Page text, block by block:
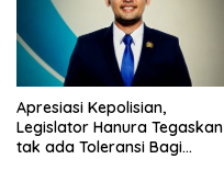
Apresiasi Kepolisian,
Legislator Hanura Tegaskan
tak ada Toleransi Bagi